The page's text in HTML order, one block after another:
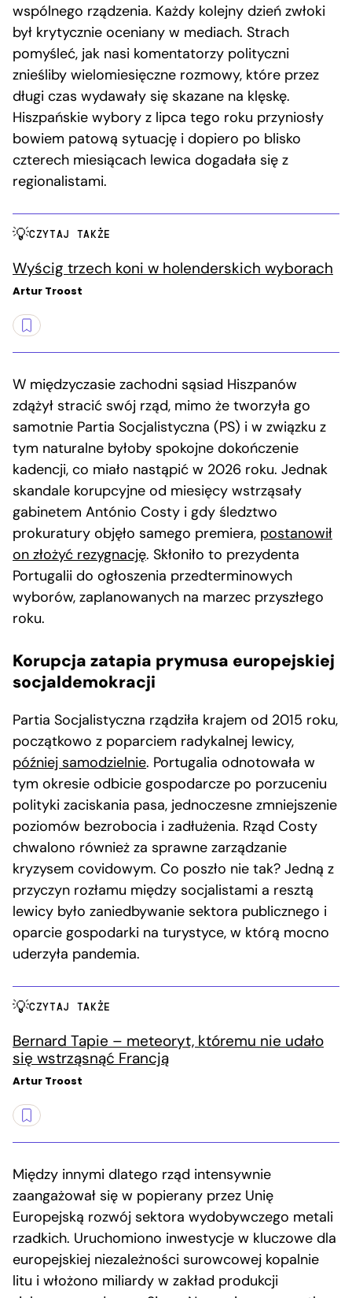
wspólnego rządzenia. Każdy kolejny dzień zwłoki
był krytycznie oceniany w mediach. Strach
pomyśleć, jak nasi komentatorzy polityczni
znieśliby wielomiesięczne rozmowy, które przez
długi czas wydawały się skazane na klęskę.
Hiszpańskie wybory z lipca tego roku przyniosły
bowiem patową sytuację i dopiero po blisko
czterech miesiącach lewica dogadała się z
regionalistami.
CZYTAJ TAKŻE
Wyścig trzech koni w holenderskich wyborach
Artur Troost
W międzyczasie zachodni sąsiad Hiszpanów
zdążył stracić swój rząd, mimo że tworzyła go
samotnie Partia Socjalistyczna (PS) i w związku z
tym naturalne byłoby spokojne dokończenie
kadencji, co miało nastąpić w 2026 roku. Jednak
skandale korupcyjne od miesięcy wstrząsały
gabinetem António Costy i gdy śledztwo
prokuratury objęło samego premiera, postanowił
on złożyć rezygnację. Skłoniło to prezydenta
Portugalii do ogłoszenia przedterminowych
wyborów, zaplanowanych na marzec przyszłego
roku.
Korupcja zatapia prymusa europejskiej
socjaldemokracji
Partia Socjalistyczna rządziła krajem od 2015 roku,
początkowo z poparciem radykalnej lewicy,
później samodzielnie. Portugalia odnotowała w
tym okresie odbicie gospodarcze po porzuceniu
polityki zaciskania pasa, jednoczesne zmniejszenie
poziomów bezrobocia i zadłużenia. Rząd Costy
chwalono również za sprawne zarządzanie
kryzysem covidowym. Co poszło nie tak? Jedną z
przyczyn rozłamu między socjalistami a resztą
lewicy było zaniedbywanie sektora publicznego i
oparcie gospodarki na turystyce, w którą mocno
uderzyła pandemia.
CZYTAJ TAKŻE
Bernard Tapie – meteoryt, któremu nie udało
się wstrząsnąć Francją
Artur Troost
Między innymi dlatego rząd intensywnie
zaangażował się w popierany przez Unię
Europejską rozwój sektora wydobywczego metali
rzadkich. Uruchomiono inwestycje w kluczowe dla
europejskiej niezależności surowcowej kopalnie
litu i włożono miliardy w zakład produkcji